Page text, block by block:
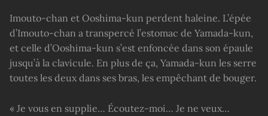
Imouto-chan et Ooshima-kun perdent haleine. L’épée
d’Imouto-chan a transpercé l’estomac de Yamada-kun,
et celle d’Ooshima-kun s’est enfoncée dans son épaule
jusqu’à la clavicule. En plus de ça, Yamada-kun les serre
toutes les deux dans ses bras, les empêchant de bouger.
« Je vous en supplie… Écoutez-moi… Je ne veux…